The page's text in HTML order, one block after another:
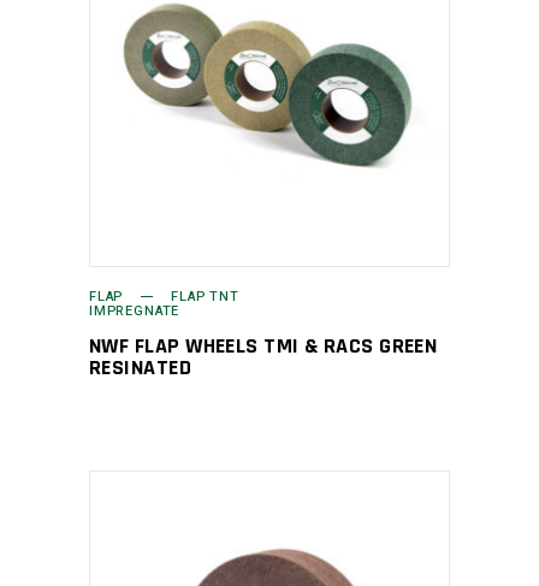
FLAP FLAP TNT
IMPREGNATE
NWF FLAP WHEELS TMI & RACS GREEN
RESINATED